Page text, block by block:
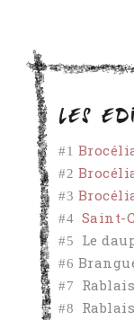
Les
#1
#2
#3
#4 Saint-
#5 Le
#6
#7
#8